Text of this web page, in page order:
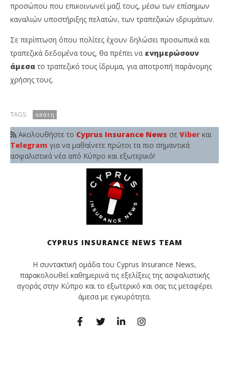
προσώπου που επικοινωνεί μαζί τους, μέσω των επίσημων
καναλιών υποστήριξης πελατών, των τραπεζικών ιδρυμάτων.
Σε περίπτωση όπου πολίτες έχουν δηλώσει προσωπικά και
τραπεζικά δεδομένα τους, θα πρέπει να ενημερώσουν
άμεσα το τραπεζικό τους ίδρυμα, για αποτροπή παράνομης
χρήσης τους.
TAGS: απάτη
Ακολουθήστε το Cyprus Insurance News σε Viber και
Telegram για να μαθαίνετε πρώτοι τα πιο σημαντικά
ασφαλιστικά νέα από Κύπρο και εξωτερικό!
CYPRUS INSURANCE NEWS TEAM
Η συντακτική ομάδα του Cyprus Insurance News,
παρακολουθεί καθημερινά τις εξελίξεις της ασφαλιστικής
αγοράς στην Κύπρο και το εξωτερικό και σας τις μεταφέρει
άμεσα με εγκυρότητα.